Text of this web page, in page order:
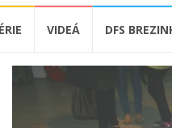
VIDEÁ DFS